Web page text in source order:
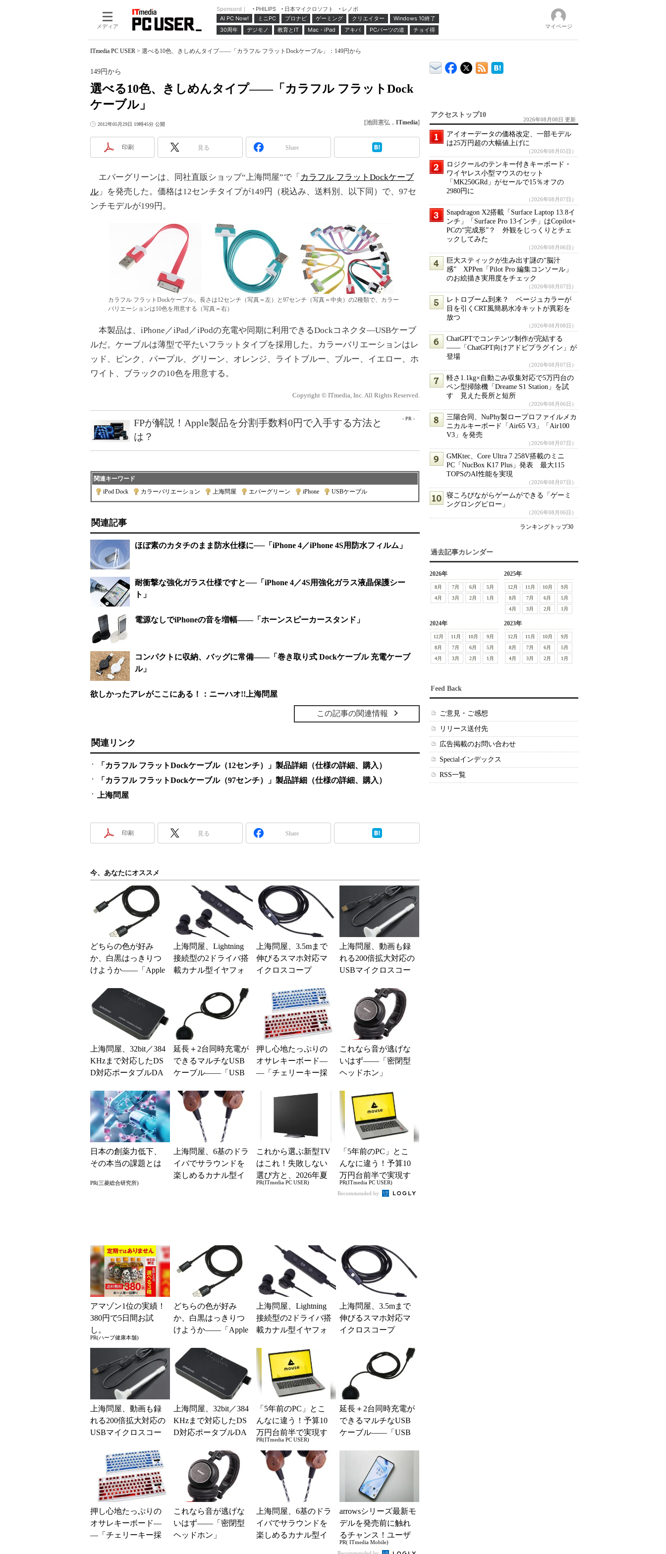
メディア
Sponsord｜ PHILIPS 日本マイクロソフト
レノボ
AI PC Now!
ミニPC プロナビ ゲーミング クリエイター
Windows 10終了
30周年
デジモノ 教育とIT Mac・iPad アキバ PCパーツの道 チョイ得 マイページ
ITmedia PC USER > 選べる10色、きしめんタイプ――「カラフル フラットDockケーブル」：149円から
選べる10色、きしめんタイプ――「カラフル フラットDock
ケーブル」
149円から
2012年05月29日 19時45分 公開 [池田憲弘， ITmedia]
印刷 見る Share
エバーグリーンは、同社直販ショップ“上海問屋”で「 カラフル フラットDockケーブ
ル 」を発売した。価格は12センチタイプが149円（税込み、送料別、以下同）で、97セ
ンチモデルが199円。
カラフル フラットDockケーブル。長さは12センチ（写真＝左）と97センチ（写真＝中央）の2種類で、カラー
バリエーションは10色を用意する（写真＝右）
本製品は、iPhone／iPad／iPodの充電や同期に利用できるDockコネクタ―USBケーブ
ルだ。ケーブルは薄型で平たいフラットタイプを採用した。カラーバリエーションはレ
ッド、ピンク、パープル、グリーン、オレンジ、ライトブルー、ブルー、イエロー、ホ
ワイト、ブラックの10色を用意する。
Copyright © ITmedia, Inc. All Rights Reserved.
- PR -
FPが解説！Apple製品を分割手数料0円で入手する方法と
は？
関連キーワード
iPod Dock
カラーバリエーション 上海問屋 エバーグリーン iPhone USBケーブル
関連記事
ほぼ素のカタチのまま防水仕様に──「iPhone 4／iPhone 4S用防水フィルム」
耐衝撃な強化ガラス仕様ですと──「iPhone 4／4S用強化ガラス液晶保護シー
ト」
電源なしでiPhoneの音を増幅――「ホーンスピーカースタンド」
コンパクトに収納、バッグに常備――「巻き取り式 Dockケーブル 充電ケーブ
ル」
欲しかったアレがここにある！：ニーハオ!!上海問屋
この記事の関連情報
関連リンク
「カラフル フラットDockケーブル（12センチ）」製品詳細（仕様の詳細、購入）
「カラフル フラットDockケーブル（97センチ）」製品詳細（仕様の詳細、購入）
上海問屋
印刷 見る Share
今、あなたにオススメ
どちらの色が好み
か、白黒はっきりつ
けようか――「Apple
ケーブル...
上海問屋、Lightning
接続型の2ドライバ搭
載カナル型イヤフォ
上海問屋、3.5mまで
伸びるスマホ対応マ
イクロスコープ
上海問屋、動画も録
れる200倍拡大対応の
USBマイクロスコー
上海問屋、32bit／384
KHzまで対応したDS
D対応ポータブルDA
延長＋2台同時充電が
できるマルチなUSB
ケーブル――「USB
配 USBケーブル」
押し心地たっぷりの
オサレキーボード―
―「チェリーキー採
これなら音が逃げな
いはず――「密閉型
ヘッドホン」
日本の創薬力低下、
その本当の課題とは
PR(三菱総合研究所)
上海問屋、6基のドラ
イバでサラウンドを
楽しめるカナル型イ
これから選ぶ新型TV
はこれ！失敗しない
選び方と、2026年夏
の一押しモデル
PR(ITmedia PC USER)
「5年前のPC」とこ
んなに違う！予算10
万円台前半で実現す
る快適PCライフ
PR(ITmedia PC USER)
Recommended by
アマゾン1位の実績！
380円で5日間お試
し。
PR(ハーブ健康本舗)
どちらの色が好み
か、白黒はっきりつ
けようか――「Apple
ケーブル...
上海問屋、Lightning
接続型の2ドライバ搭
載カナル型イヤフォ
上海問屋、3.5mまで
伸びるスマホ対応マ
イクロスコープ
上海問屋、動画も録
れる200倍拡大対応の
USBマイクロスコー
上海問屋、32bit／384
KHzまで対応したDS
D対応ポータブルDA
「5年前のPC」とこ
んなに違う！予算10
万円台前半で実現す
る快適PCライフ
PR(ITmedia PC USER)
延長＋2台同時充電が
できるマルチなUSB
ケーブル――「USB
配 USBケーブル」
押し心地たっぷりの
オサレキーボード―
―「チェリーキー採
これなら音が逃げな
いはず――「密閉型
ヘッドホン」
上海問屋、6基のドラ
イバでサラウンドを
楽しめるカナル型イ
arrowsシリーズ最新モ
デルを発売前に触れ
るチャンス！ユーザ
ー座談会開催
PR( ITmedia Mobile)
アクセストップ10
2026年08月08日 更新
アイオーデータの価格改定、一部モデル
は25万円超の大幅値上げに
（2026年08月05日）
ロジクールのテンキー付きキーボード・
ワイヤレス小型マウスのセット
「MK250GRd」がセールで15％オフの
2980円に
（2026年08月07日）
Snapdragon X2搭載「Surface Laptop 13.8イ
ンチ」「Surface Pro 13インチ」はCopilot+
PCの“完成形”？ 外観をじっくりとチェ
ックしてみた
（2026年08月06日）
巨大スティックが生み出す謎の“脳汁
感” XPPen「Pilot Pro 編集コンソール」
のお絵描き実用度をチェック
（2026年08月07日）
レトロブーム到来？ ベージュカラーが
目を引くCRT風簡易水冷キットが異彩を
放つ
（2026年08月08日）
ChatGPTでコンテンツ制作が完結する
――「ChatGPT向けアドビプラグイン」が
登場
（2026年08月07日）
軽さ1.1kg×自動ごみ収集対応で5万円台の
ペン型掃除機「Dreame S1 Station」を試
す 見えた長所と短所
（2026年08月06日）
三陽合同、NuPhy製ロープロファイルメカ
ニカルキーボード「Air65 V3」「Air100
V3」を発売
（2026年08月07日）
GMKtec、Core Ultra 7 258V搭載のミニ
PC「NucBox K17 Plus」発表 最大115
TOPSのAI性能を実現
（2026年08月07日）
寝ころびながらゲームができる「ゲーミ
ングロングピロー」
（2026年08月06日）
ランキングトップ30
過去記事カレンダー
2026年
8月 7月 6月
5月
4月
3月 2月 1月
2025年
12月 11月 10月
9月
8月
7月 6月
5月
4月
3月 2月 1月
2024年
12月 11月 10月
9月
8月
7月 6月
5月
4月
3月 2月 1月
2023年
12月 11月 10月
9月
8月
7月 6月
5月
4月
3月 2月 1月
Feed Back
ご意見・ご感想
リリース送付先
広告掲載のお問い合わせ
Specialインデックス
RSS一覧